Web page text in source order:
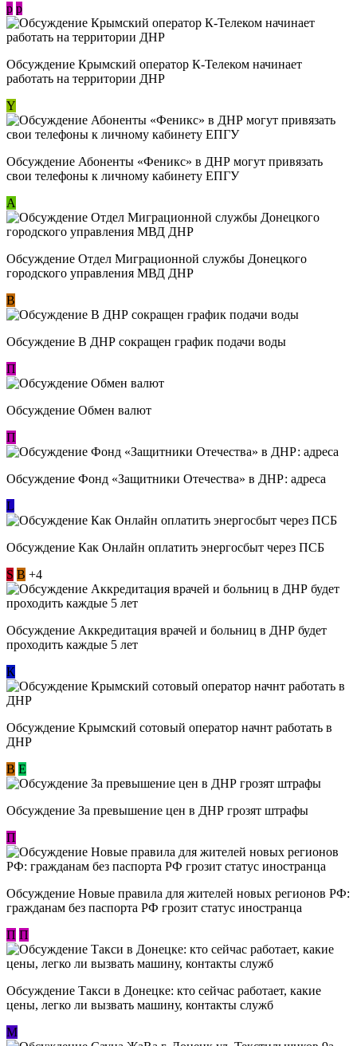
p p
Обсуждение Крымский оператор К-Телеком начинает
работать на территории ДНР
Y
Обсуждение ​Абоненты «Феникс» в ДНР могут привязать
свои телефоны к личному кабинету ЕПГУ
А
Обсуждение Отдел Миграционной службы Донецкого
городского управления МВД ДНР
В
Обсуждение В ДНР сокращен график подачи воды
П
Обсуждение Обмен валют
П
Обсуждение Фонд «Защитники Отечества» в ДНР: адреса
L
Обсуждение ​Как Онлайн оплатить энергосбыт через ПСБ
S В +4
Обсуждение Аккредитация врачей и больниц в ДНР будет
проходить каждые 5 лет
К
Обсуждение Крымский сотовый оператор начнт работать в
ДНР
В E
Обсуждение За превышение цен в ДНР грозят штрафы
П
Обсуждение Новые правила для жителей новых регионов РФ:
гражданам без паспорта РФ грозит статус иностранца
П П
Обсуждение ​Такси в Донецке: кто сейчас работает, какие
цены, легко ли вызвать машину, контакты служб
М